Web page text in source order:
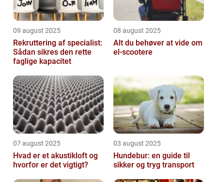
09 august 2025
Rekruttering af specialist:
Sådan sikres den rette
faglige kapacitet
08 august 2025
Alt du behøver at vide om
el-scootere
07 august 2025
Hvad er et akustikloft og
hvorfor er det vigtigt?
03 august 2025
Hundebur: en guide til
sikker og tryg transport